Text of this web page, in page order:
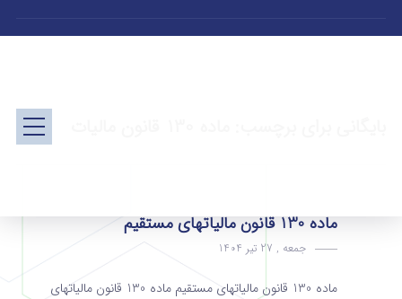
ماده 130 قانون مالیاتهای مستقیم
جمعه , 27 تیر 1404
ماده 130 قانون مالیاتهای مستقیم ماده 130 قانون مالیاتهای